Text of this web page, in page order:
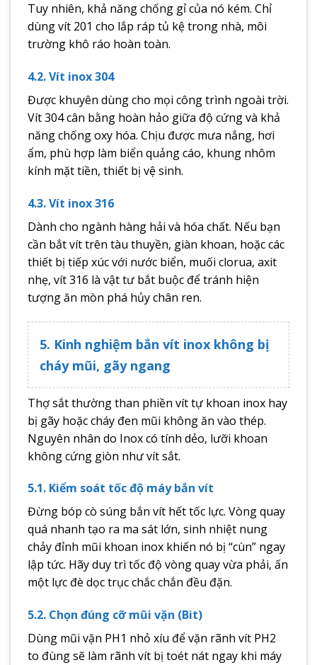
Tuy nhiên, khả năng chống gỉ của nó kém. Chỉ
dùng vít 201 cho lắp ráp tủ kệ trong nhà, môi
trường khô ráo hoàn toàn.
4.2. Vít inox 304
Được khuyên dùng cho mọi công trình ngoài trời.
Vít 304 cân bằng hoàn hảo giữa độ cứng và khả
năng chống oxy hóa. Chịu được mưa nắng, hơi
ẩm, phù hợp làm biển quảng cáo, khung nhôm
kính mặt tiền, thiết bị vệ sinh.
4.3. Vít inox 316
Dành cho ngành hàng hải và hóa chất. Nếu bạn
cần bắt vít trên tàu thuyền, giàn khoan, hoặc các
thiết bị tiếp xúc với nước biển, muối clorua, axit
nhẹ, vít 316 là vật tư bắt buộc để tránh hiện
tượng ăn mòn phá hủy chân ren.
5. Kinh nghiệm bắn vít inox không bị
cháy mũi, gãy ngang
Thợ sắt thường than phiền vít tự khoan inox hay
bị gãy hoặc cháy đen mũi không ăn vào thép.
Nguyên nhân do Inox có tính dẻo, lưỡi khoan
không cứng giòn như vít sắt.
5.1. Kiểm soát tốc độ máy bắn vít
Đừng bóp cò súng bắn vít hết tốc lực. Vòng quay
quá nhanh tạo ra ma sát lớn, sinh nhiệt nung
chảy đỉnh mũi khoan inox khiến nó bị “cùn” ngay
lập tức. Hãy duy trì tốc độ vòng quay vừa phải, ấn
một lực đè dọc trục chắc chắn đều đặn.
5.2. Chọn đúng cỡ mũi vặn (Bit)
Dùng mũi vặn PH1 nhỏ xíu để vặn rãnh vít PH2
to đùng sẽ làm rãnh vít bị toét nát ngay khi máy